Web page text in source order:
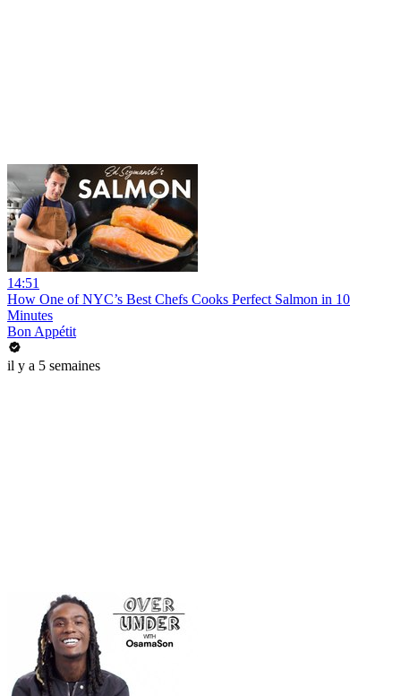
14:51
How One of NYC’s Best Chefs Cooks Perfect Salmon in 10
Minutes
Bon Appétit
il y a 5 semaines